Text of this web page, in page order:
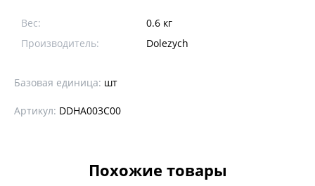
Вес:
0.6 кг
Производитель:
Dolezych
Базовая единица: шт
Артикул: DDHA003C00
Похожие товары